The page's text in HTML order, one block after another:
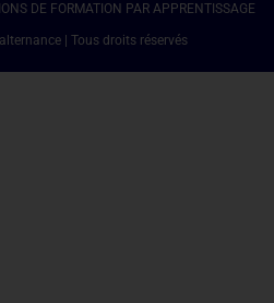
DE FORMATION PAR APPRENTISSAGE
| Tous droits réservés